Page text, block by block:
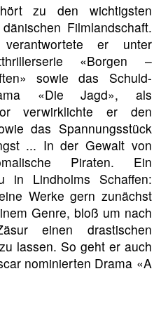
zu den wichtigsten
Filmlandschaft.
er unter
«Borgen –
sowie das Schuld-
«Die Jagd», als
verwirklichte er den
das Spannungsstück
... In der Gewalt von
Piraten. Ein
in Lindholms Schaffen:
Werke gern zunächst
Genre, bloß um nach
einen drastischen
lassen. So geht er auch
nominierten Drama «A